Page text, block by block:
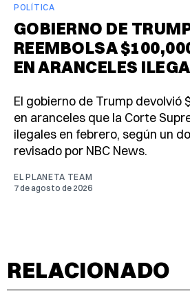
POLÍTICA
GOBIERNO DE
REEMBOLSA
EN ARANCELES
El gobierno de Trump devolvió
en aranceles que la Corte
ilegales en febrero, según un
revisado por NBC News.
EL PLANETA TEAM
7 de agosto de 2026
RELACIONADO